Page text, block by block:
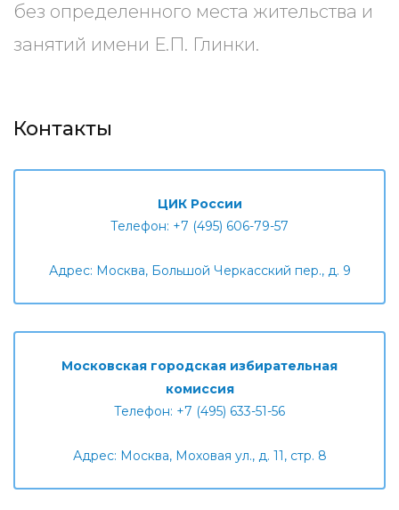
без определенного места жительства и
занятий имени Е.П. Глинки.
Контакты
ЦИК России
Телефон: +7 (495) 606-79-57
Адрес: Москва, Большой Черкасский пер., д. 9
Московская городская избирательная
комиссия
Телефон: +7 (495) 633-51-56
Адрес: Москва, Моховая ул., д. 11, стр. 8